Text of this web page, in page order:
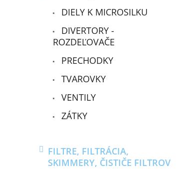
DIELY K MICROSILKU
DIVERTORY -
ROZDEĽOVAČE
PRECHODKY
TVAROVKY
VENTILY
ZÁTKY
FILTRE, FILTRÁCIA,
SKIMMERY, ČISTIČE FILTROV